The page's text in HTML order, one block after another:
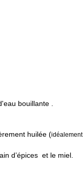
bouillante .
huilée (
d’épices et le miel.